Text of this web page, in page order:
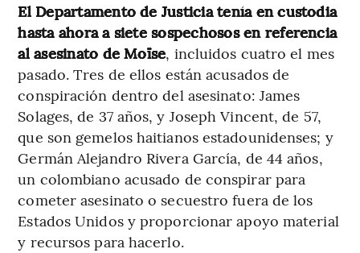
El Departamento de Justicia tenía en custodia
hasta ahora a siete sospechosos en referencia
al asesinato de Moïse, incluidos cuatro el mes
pasado. Tres de ellos están acusados de
conspiración dentro del asesinato: James
Solages, de 37 años, y Joseph Vincent, de 57,
que son gemelos haitianos estadounidenses; y
Germán Alejandro Rivera García, de 44 años,
un colombiano acusado de conspirar para
cometer asesinato o secuestro fuera de los
Estados Unidos y proporcionar apoyo material
y recursos para hacerlo.